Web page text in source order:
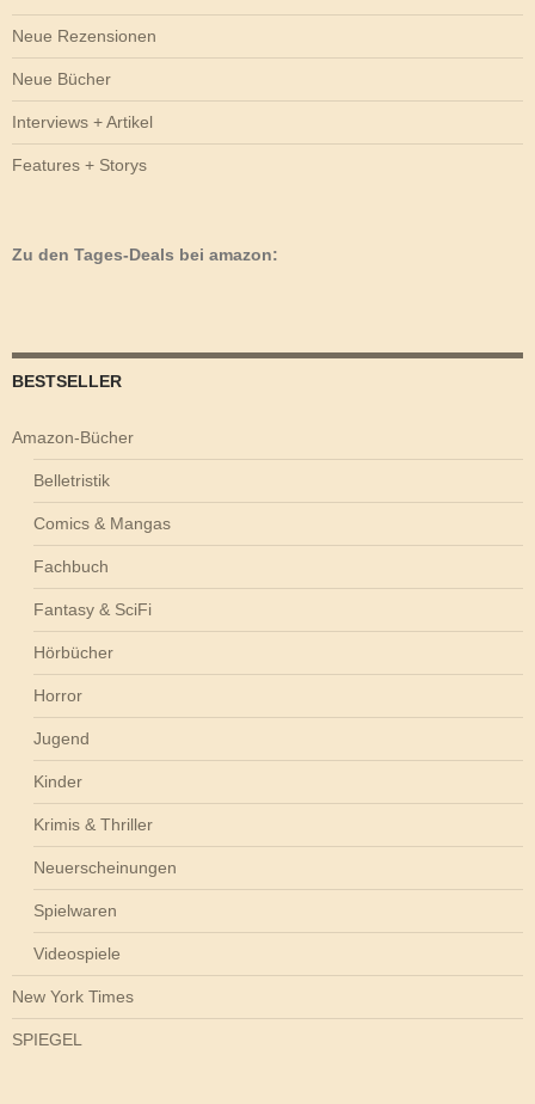
Neue Rezensionen
Neue Bücher
Interviews + Artikel
Features + Storys
Zu den Tages-Deals bei amazon:
BESTSELLER
Amazon-Bücher
Belletristik
Comics & Mangas
Fachbuch
Fantasy & SciFi
Hörbücher
Horror
Jugend
Kinder
Krimis & Thriller
Neuerscheinungen
Spielwaren
Videospiele
New York Times
SPIEGEL